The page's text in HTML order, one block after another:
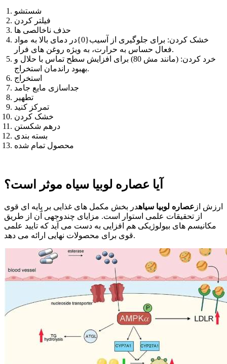
شستشو
فیلتر کردن
حذف ناخالصی ها
خشک کردن: برای جلوگیری از آسیب{0}در دمای بالا به مواد
فعال حساس به حرارت، به ویژه روغن های فرار.
خرد کردن: (مانند مش 80) برای افزایش سطح تماس با حلال و
بهبود راندمان استخراج.
استخراج
جداسازی مایع جامد
تطهیر
تمرکز کنید
خشک کردن
درهم شکستن
بسته بندی
محصول تمام شده
آیا عصاره لوبیا سیاه موثر است؟
ارزش از عصاره لوبیا سیاهدر بخش مکمل های غذایی بر پایه ای قوی
از تحقیقات علمی استوار است. مزایای چندوجهی آن از طریق
مکانیسم های بیولوژیکی هم افزایی به دست می آید که تایید علمی
قوی برای محصولات نهایی ارائه می دهد.